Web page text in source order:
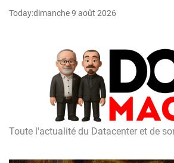
Today:dimanche 9 août 2026
D
m
Toute l'actualité du Datacenter et de